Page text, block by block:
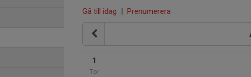
Gå till idag | Prenumerera
1
Tor